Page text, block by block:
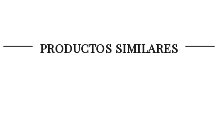
PRODUCTOS SIMILARES